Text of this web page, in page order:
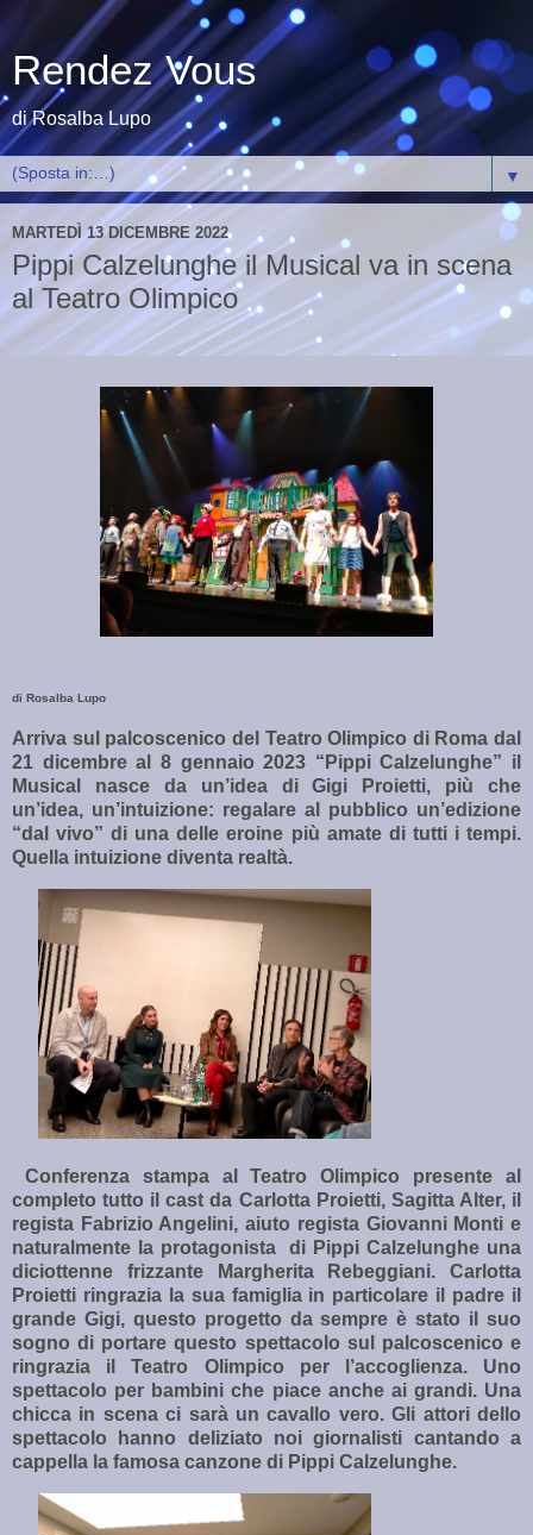
Rendez Vous
di Rosalba Lupo
▼
MARTEDÌ 13 DICEMBRE 2022
Pippi Calzelunghe il Musical va in scena
al Teatro Olimpico
di Rosalba Lupo
Arriva sul palcoscenico del Teatro Olimpico di Roma dal
21 dicembre al 8 gennaio 2023 “Pippi Calzelunghe” il
Musical nasce da un’idea di Gigi Proietti, più che
un’idea, un’intuizione: regalare al pubblico un’edizione
“dal vivo” di una delle eroine più amate di tutti i tempi.
Quella intuizione diventa realtà.
Conferenza stampa al Teatro Olimpico presente al
completo tutto il cast da Carlotta Proietti, Sagitta Alter, il
regista Fabrizio Angelini, aiuto regista Giovanni Monti e
naturalmente la protagonista
di Pippi Calzelunghe una
diciottenne frizzante Margherita Rebeggiani. Carlotta
Proietti ringrazia la sua famiglia in particolare il padre il
grande Gigi, questo progetto da sempre è stato il suo
sogno di portare questo spettacolo sul palcoscenico e
ringrazia il Teatro Olimpico per l’accoglienza. Uno
spettacolo per bambini che piace anche ai grandi. Una
chicca in scena ci sarà un cavallo vero. Gli attori dello
spettacolo hanno deliziato noi giornalisti cantando a
cappella la famosa canzone di Pippi Calzelunghe.